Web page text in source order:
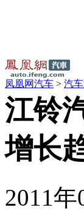
凤凰网汽车 > 汽
江铃
增长
2011年